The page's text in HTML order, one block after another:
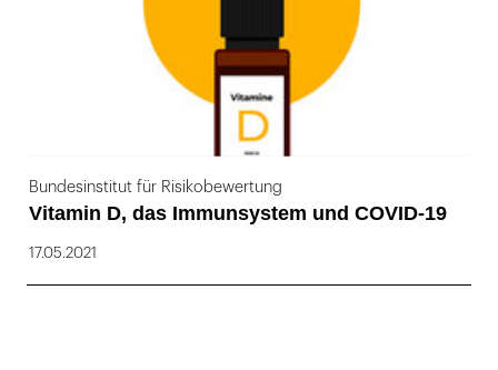
Bundesinstitut für Risikobewertung
Vitamin D, das Immunsystem und COVID-19
17.05.2021